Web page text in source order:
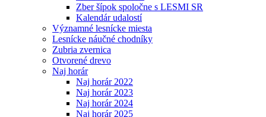
Zber šípok spoločne s LESMI SR
Kalendár udalostí
Významné lesnícke miesta
Lesnícke náučné chodníky
Zubria zvernica
Otvorené drevo
Naj horár
Naj horár 2022
Naj horár 2023
Naj horár 2024
Naj horár 2025